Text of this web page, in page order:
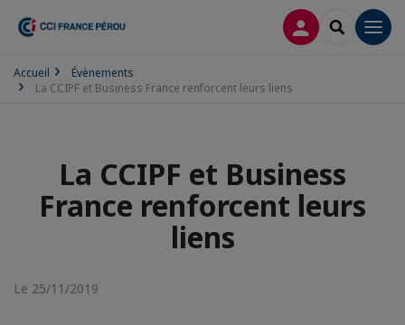
CONNEXION
Accueil
Évènements
La CCIPF et Business France renforcent leurs liens
La CCIPF et Business
France renforcent leurs
liens
Le 25/11/2019